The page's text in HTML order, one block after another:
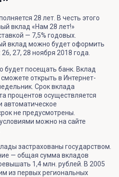
28 лет. В честь этого
вклад «Нам 28 лет!»
— 7,5% годовых.
вклад можно будет оформить
27, 28 ноября 2018 года.
будет посещать банк. Вклад
открыть в Интернет-
Срок вклада
процентов осуществляется
автоматическое
не предусмотрены.
можно на сайте
застрахованы государством.
— общая сумма вкладов
1,4 млн. рублей. В 2005
из первых региональных